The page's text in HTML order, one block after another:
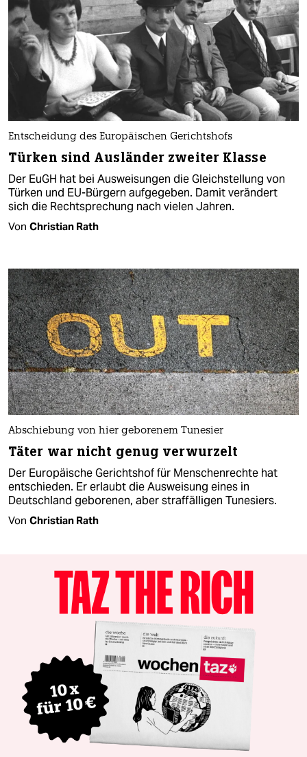
Entscheidung des Europäischen Gerichtshofs
Türken sind Ausländer zweiter Klasse
Der EuGH hat bei Ausweisungen die Gleichstellung von
Türken und EU-Bürgern aufgegeben. Damit verändert
sich die Rechtsprechung nach vielen Jahren.
Von Christian Rath
Abschiebung von hier geborenem Tunesier
Täter war nicht genug verwurzelt
Der Europäische Gerichtshof für Menschenrechte hat
entschieden. Er erlaubt die Ausweisung eines in
Deutschland geborenen, aber straffälligen Tunesiers.
Von Christian Rath